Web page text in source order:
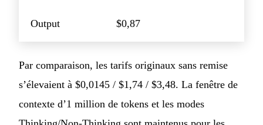
Output $0,87
Par comparaison, les tarifs originaux sans remise
s’élevaient à $0,0145 / $1,74 / $3,48. La fenêtre de
contexte d’1 million de tokens et les modes